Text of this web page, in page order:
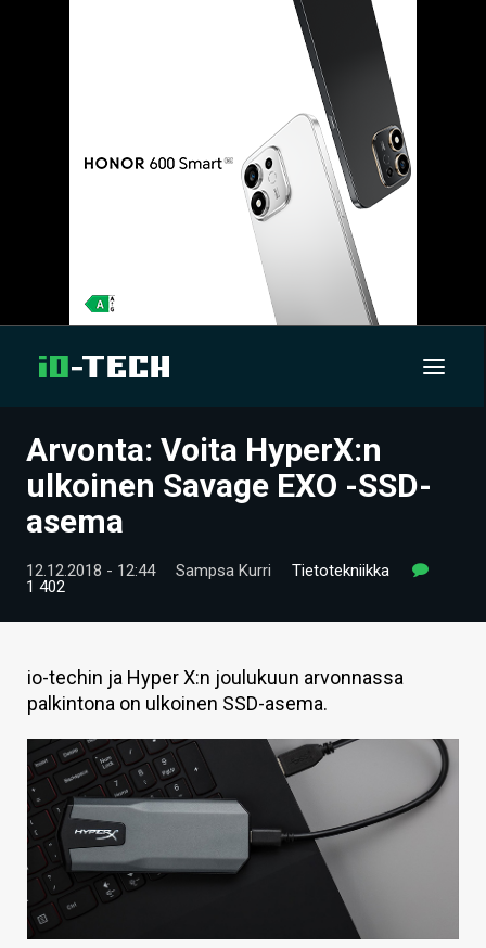
UUTISET
ARTIKKELIT
VIDEOT
HINTA.FI
KAUPPA
VAIHDA TEEMA
HAKU
Arvonta: Voita HyperX:n
ulkoinen Savage EXO -SSD-
asema
12.12.2018 - 12:44 Sampsa Kurri
Tietotekniikka
1 402
io-techin ja Hyper X:n joulukuun arvonnassa
palkintona on ulkoinen SSD-asema.